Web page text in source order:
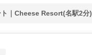
｜Cheese Resort(名駅2分)